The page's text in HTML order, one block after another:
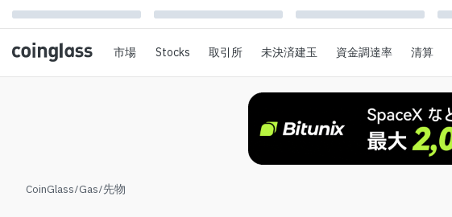
市場 Stocks 取引所 未決済建玉 資金調達率 清算
CoinGlass/Gas/先物